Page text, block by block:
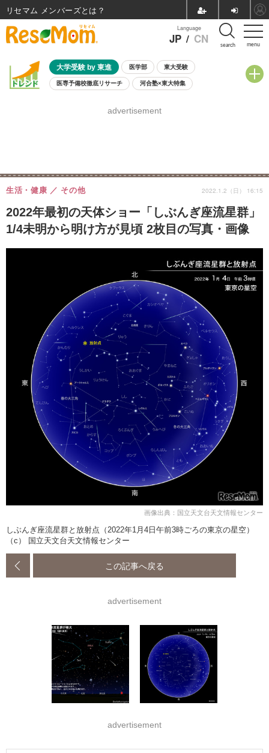
menu
Language
JP / CN search
大学受験 by 東進 医学部 東大受験
医専予備校徹底リサーチ 河合塾×東大特集
8月開催学校説明会・相談会
advertisement
2022年最初の天体ショー「しぶんぎ座流星群」
1/4未明から明け方が見頃 2枚目の写真・画像
生活・健康 その他 2022.1.2（日） 16:15
画像出典：国立天文台天文情報センター
しぶんぎ座流星群と放射点（2022年1月4日午前3時ごろの東京の星空）
（c） 国立天文台天文情報センター
この記事へ戻る
advertisement
advertisement
リセマム メンバーズ